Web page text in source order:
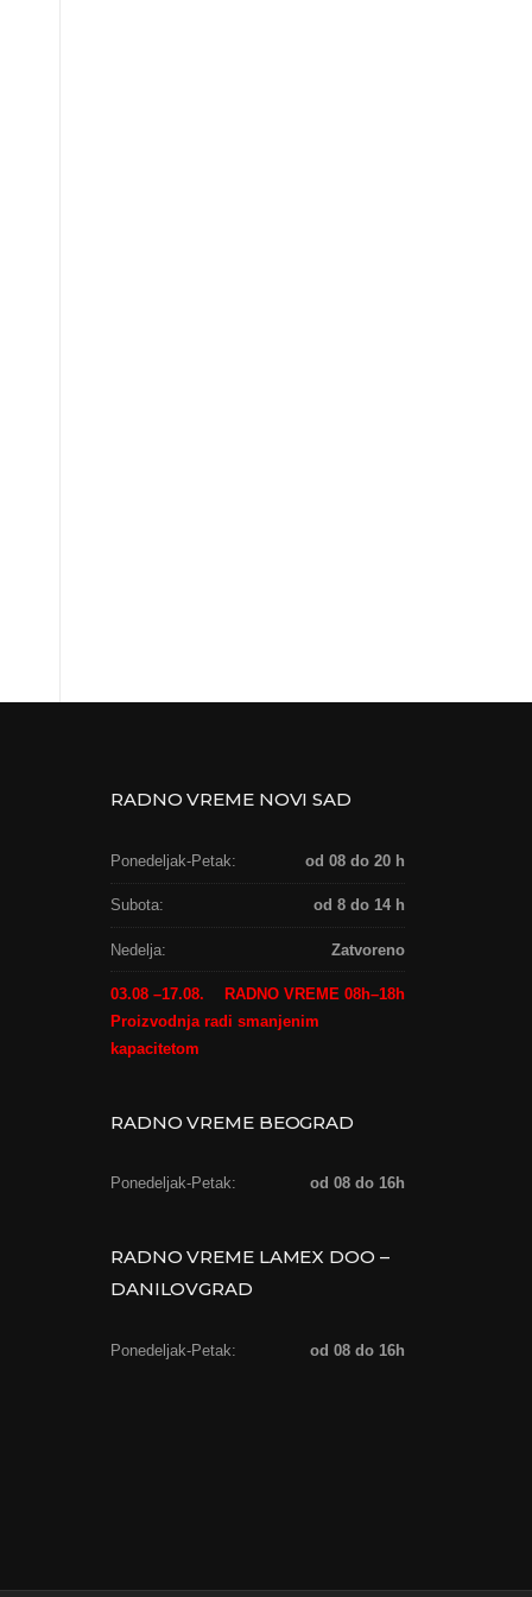
RADNO VREME NOVI SAD
Ponedeljak-Petak: od 08 do 20 h
Subota: od 8 do 14 h
Nedelja: Zatvoreno
03.08 –17.08.
RADNO VREME 08h–18h
Proizvodnja radi smanjenim
kapacitetom
RADNO VREME BEOGRAD
Ponedeljak-Petak: od 08 do 16h
RADNO VREME LAMEX DOO –
DANILOVGRAD
Ponedeljak-Petak: od 08 do 16h